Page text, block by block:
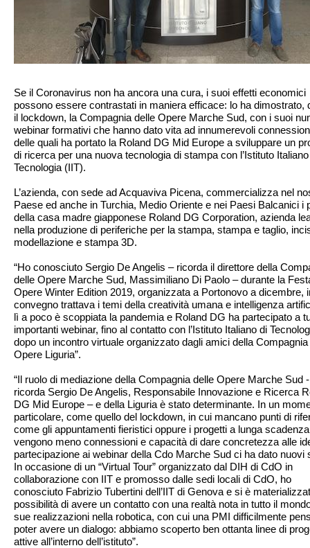
Se il Coronavirus non ha ancora una cura, i suoi effetti economici
possono essere contrastati in maniera efficace: lo ha dimostrato,
il lockdown, la Compagnia delle Opere Marche Sud, con i suoi
webinar formativi che hanno dato vita ad innumerevoli
delle quali ha portato la Roland DG Mid Europe a sviluppare un
di ricerca per una nuova tecnologia di stampa con l’Istituto
Tecnologia (IIT).
L’azienda, con sede ad Acquaviva Picena, commercializza nel
Paese ed anche in Turchia, Medio Oriente e nei Paesi Balcanici i
della casa madre giapponese Roland DG Corporation, azienda
nella produzione di periferiche per la stampa, stampa e taglio,
modellazione e stampa 3D.
“Ho conosciuto Sergio De Angelis – ricorda il direttore della
delle Opere Marche Sud, Massimiliano Di Paolo – durante la
Opere Winter Edition 2019, organizzata a Portonovo a dicembre,
convegno trattava i temi della creatività umana e intelligenza
lì a poco è scoppiata la pandemia e Roland DG ha partecipato a
importanti webinar, fino al contatto con l’Istituto Italiano di
dopo un incontro virtuale organizzato dagli amici della Compagnia
Opere Liguria”.
“Il ruolo di mediazione della Compagnia delle Opere Marche Sud -
ricorda Sergio De Angelis, Responsabile Innovazione e Ricerca
DG Mid Europe – e della Liguria è stato determinante. In un
particolare, come quello del lockdown, in cui mancano punti di
come gli appuntamenti fieristici oppure i progetti a lunga
vengono meno connessioni e capacità di dare concretezza alle
partecipazione ai webinar della Cdo Marche Sud ci ha dato nuovi
In occasione di un “Virtual Tour” organizzato dal DIH di CdO in
collaborazione con IIT e promosso dalle sedi locali di CdO, ho
conosciuto Fabrizio Tubertini dell’IIT di Genova e si è
possibilità di avere un contatto con una realtà nota in tutto il
sue realizzazioni nella robotica, con cui una PMI difficilmente
poter avere un dialogo: abbiamo scoperto ben ottanta linee di
attive all’interno dell’istituto”.